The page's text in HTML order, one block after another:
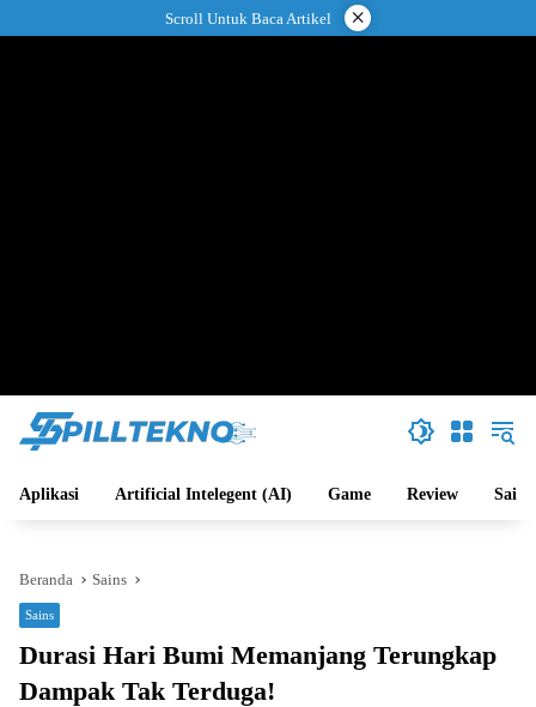
ke
Scroll Untuk Baca Artikel ×
Aplikasi Artificial Intelegent (AI) Game Review Sains
Beranda Sains
Sains
Durasi Hari Bumi Memanjang Terungkap
Dampak Tak Terduga!